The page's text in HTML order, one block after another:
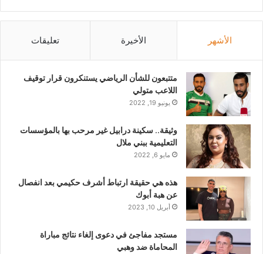
الأشهر الأخيرة تعليقات
متتبعون للشأن الرياضي يستنكرون قرار توقيف
اللاعب متولي
يونيو 19, 2022
وثيقة.. سكينة درابيل غير مرحب بها بالمؤسسات
التعليمية ببني ملال
مايو 6, 2022
هذه هي حقيقة ارتباط أشرف حكيمي بعد انفصال
عن هبة أبوك
أبريل 10, 2023
مستجد مفاجئ في دعوى إلغاء نتائج مباراة
المحاماة ضد وهبي